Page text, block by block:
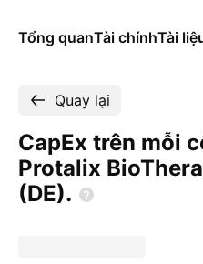
Tổng quanTài chínhTài
Quay lại
CapEx trên mỗi
Protalix
(DE).